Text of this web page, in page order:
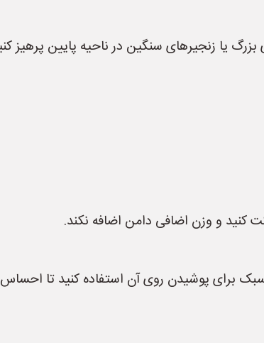
یا زنجیرهای سنگین در ناحیه پایین پرهیز
کنید و وزن اضافی دامن اضافه نکند.
برای پوشیدن روی آن استفاده کنید تا